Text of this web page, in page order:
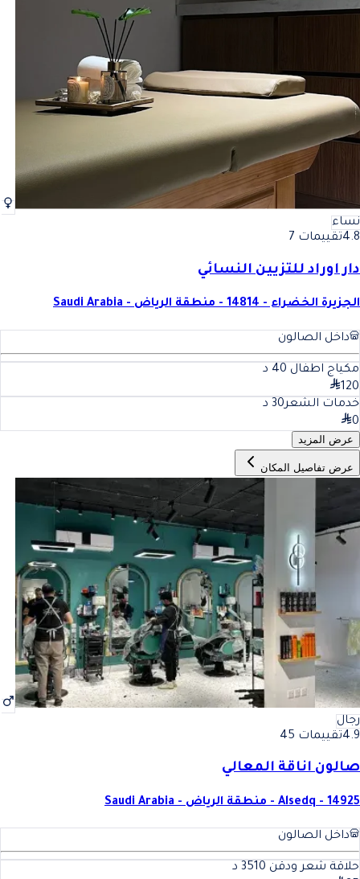
نساء
4.8تقييمات 7
دار اوراد للتزيين النسائي
الجزيرة الخضراء - 14814 - منطقة الرياض - Saudi Arabia
داخل الصالون
مكياج اطفال 40 د
120
خدمات الشعر30 د
0
عرض المزيد
عرض تفاصيل المكان
رجال
4.9تقييمات 45
صالون اناقة المعالي
Alsedq - 14925 - منطقة الرياض - Saudi Arabia
داخل الصالون
حلاقة شعر ودقن 35 10
د